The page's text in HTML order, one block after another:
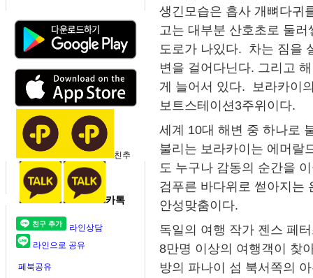
친추
카톡
라인상담
라인으로 공유
페북공유
생긴모습은 흡사 개뼈다귀
고는 대부분 산호초로 둘
도로가 나있다. 차는 짐을
변을 걸어다닌다. 그리고
게 늘어서 있다. 보라카이
보트스테이션3주위이다.
세계 10대 해변 중 하나로
불리는 보라카이는 에머랄
도 누구나 감동의 순간을
검푸른 바다위로 썯아지는
안성맞춤이다.
독일의 여행 작가 젠스 페
8만명 이상의 여행객이 찾
방의 파나이 섬 북서쪽의